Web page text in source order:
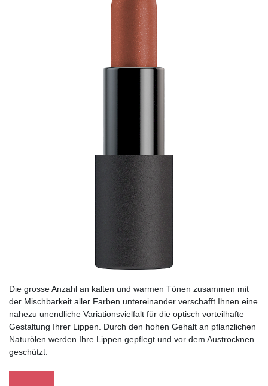
Die grosse Anzahl an kalten und warmen Tönen zusammen mit
der Mischbarkeit aller Farben untereinander verschafft Ihnen eine
nahezu unendliche Variationsvielfalt für die optisch vorteilhafte
Gestaltung Ihrer Lippen. Durch den hohen Gehalt an pflanzlichen
Naturölen werden Ihre Lippen gepflegt und vor dem Austrocknen
geschützt.